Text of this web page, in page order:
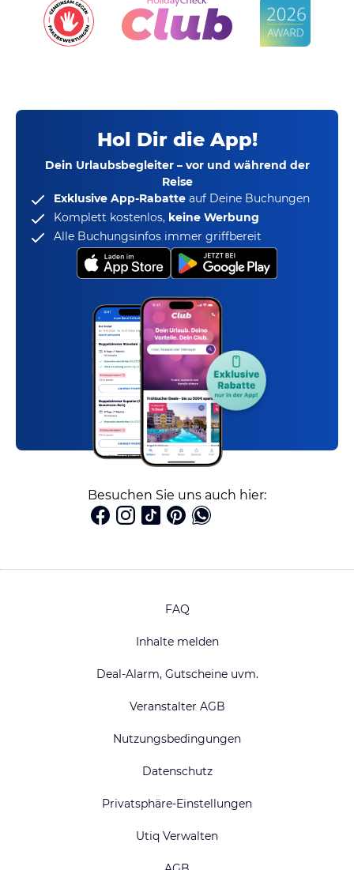
Hol Dir die App!
Dein Urlaubsbegleiter – vor und während der
Reise
Exklusive App-Rabatte auf Deine Buchungen
Komplett kostenlos, keine Werbung
Alle Buchungsinfos immer griffbereit
Besuchen Sie uns auch hier:
FAQ
Inhalte melden
Deal-Alarm, Gutscheine uvm.
Veranstalter AGB
Nutzungsbedingungen
Datenschutz
Privatsphäre-Einstellungen
Utiq Verwalten